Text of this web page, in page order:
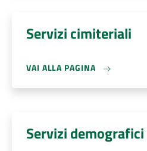
Servizi cimiteriali
VAI ALLA PAGINA
Servizi demografici